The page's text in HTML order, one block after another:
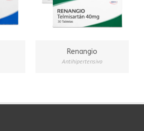
Renangio
Antihipertensivo